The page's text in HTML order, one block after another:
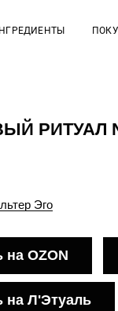
РИТУАЛ
Эго
на OZON
на Л'Этуаль